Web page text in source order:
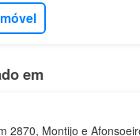
em
2870, Montijo e